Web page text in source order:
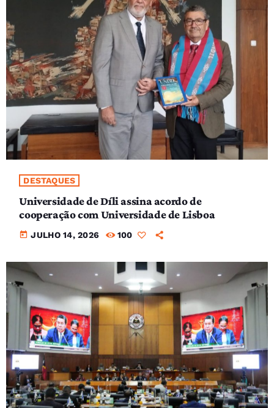
DESTAQUES
Universidade de Díli assina acordo de
cooperação com Universidade de Lisboa
today JULHO 14, 2026 100